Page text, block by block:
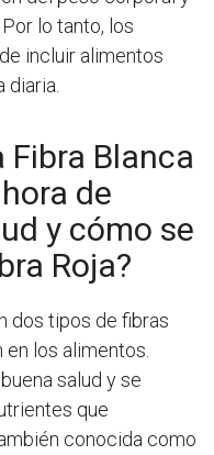
lo tanto, los
incluir alimentos
Fibra Blanca
de
y cómo se
Roja?
dos tipos de fibras
los alimentos.
salud y se
que
conocida como